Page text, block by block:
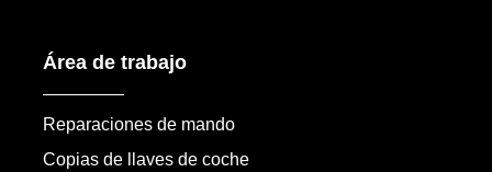
Área de trabajo
Reparaciones de mando
Copias de llaves de coche